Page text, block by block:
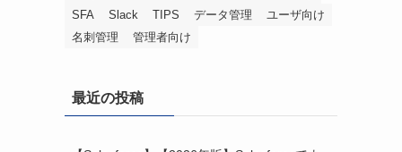
SFA
Slack TIPS データ管理
ユーザ向け
名刺管理
管理者向け
最近の投稿